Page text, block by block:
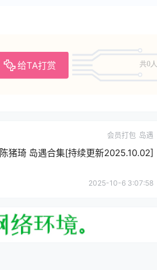
给TA打赏 共0人
会员打包 岛遇
陈猪琦 岛遇合集[持续更新2025.10.02]
2025-10-6 3:07:58